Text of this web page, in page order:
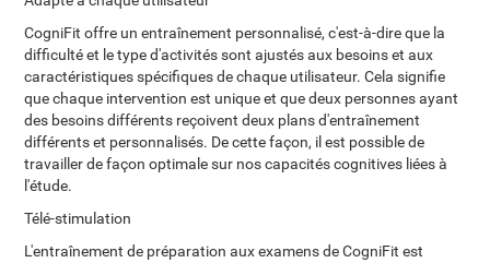
CogniFit offre un entraînement personnalisé, c'est-à-dire que la
difficulté et le type d'activités sont ajustés aux besoins et aux
caractéristiques spécifiques de chaque utilisateur. Cela signifie
que chaque intervention est unique et que deux personnes ayant
des besoins différents reçoivent deux plans d'entraînement
différents et personnalisés. De cette façon, il est possible de
travailler de façon optimale sur nos capacités cognitives liées à
l'étude.
Télé-stimulation
L'entraînement de préparation aux examens de CogniFit est